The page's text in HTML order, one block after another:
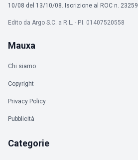
10/08 del 13/10/08. Iscrizione al ROC n. 23259.
Edito da Argo S.C. a R.L. - P.I. 01407520558
Mauxa
Chi siamo
Copyright
Privacy Policy
Pubblicità
Categorie